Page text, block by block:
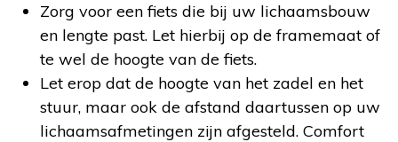
Zorg voor een fiets die bij uw lichaamsbouw
en lengte past. Let hierbij op de framemaat of
te wel de hoogte van de fiets.
Let erop dat de hoogte van het zadel en het
stuur, maar ook de afstand daartussen op uw
lichaamsafmetingen zijn afgesteld. Comfort